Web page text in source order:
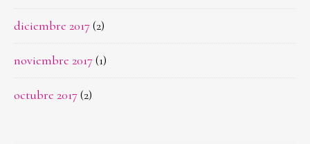
diciembre 2017 (2)
noviembre 2017 (1)
octubre 2017 (2)